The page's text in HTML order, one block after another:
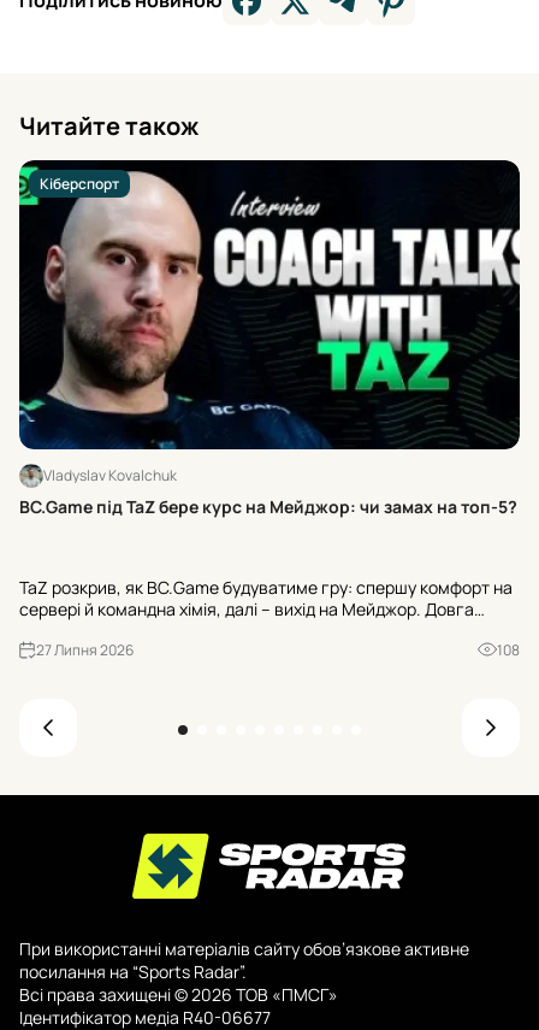
Читайте також
Кіберспорт
Vladyslav Kovalchuk
BC.Game під TaZ бере курс на Мейджор: чи замах на топ-5?
TaZ розкрив, як BC.Game будуватиме гру: спершу комфорт на
сервері й командна хімія, далі – вихід на Мейджор. Довга
– у Гельсінкі наприкінці липня.
27 Липня 2026 108
При використанні матеріалів сайту обов’язкове активне
посилання на “Sports Radar”.
Всі права захищені © 2026 ТОВ «ПМСГ»
Ідентифікатор медіа R40-06677